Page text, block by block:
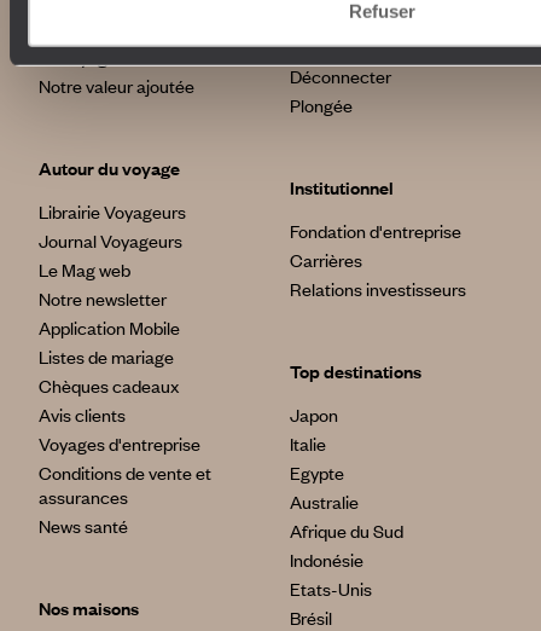
Refuser
Notre valeur ajoutée
Autour du voyage
Librairie Voyageurs
Journal Voyageurs
Le Mag web
Notre newsletter
Application Mobile
Listes de mariage
Chèques cadeaux
Avis clients
Voyages d'entreprise
Conditions de vente et
assurances
News santé
Nos maisons
Voyage de luxe
Tour du Monde
Déconnecter
Plongée
Institutionnel
Fondation d'entreprise
Carrières
Relations investisseurs
Top destinations
Japon
Italie
Egypte
Australie
Afrique du Sud
Indonésie
Etats-Unis
Brésil